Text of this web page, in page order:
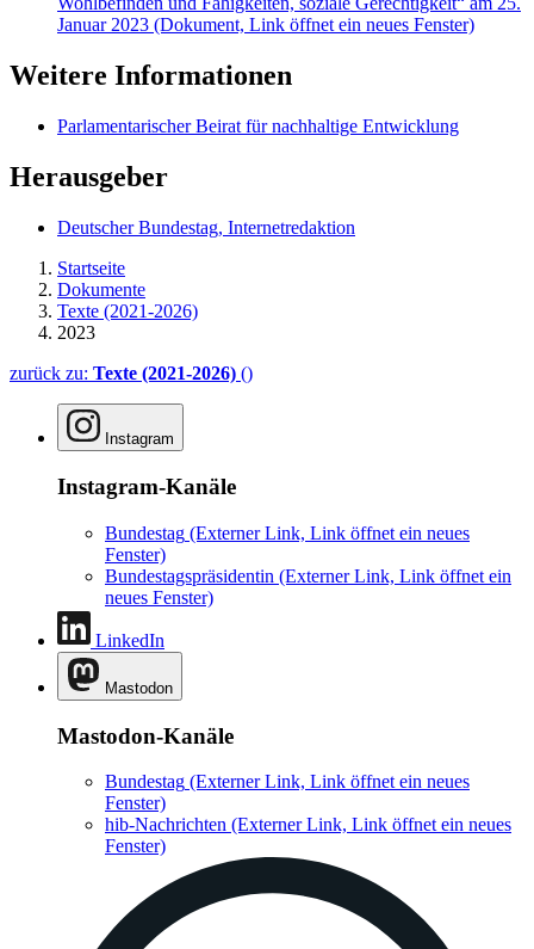
Januar 2023 (Dokument, Link öffnet ein neues Fenster)
Weitere Informationen
Parlamentarischer Beirat für nachhaltige Entwicklung
Herausgeber
Deutscher Bundestag, Internetredaktion
Startseite
Dokumente
Texte (2021-2026)
2023
zurück zu: Texte (2021-2026) ()
Instagram
Instagram-Kanäle
Bundestag (Externer Link, Link öffnet ein neues
Fenster)
Bundestagspräsidentin (Externer Link, Link öffnet ein
neues Fenster)
LinkedIn
Mastodon
Mastodon-Kanäle
Bundestag (Externer Link, Link öffnet ein neues
Fenster)
hib-Nachrichten (Externer Link, Link öffnet ein neues
Fenster)